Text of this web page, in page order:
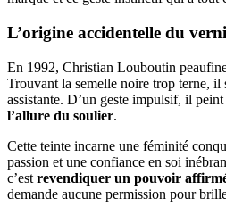
L’origine accidentelle du
En 1992, Christian Louboutin
Trouvant la semelle noire trop terne, il
assistante. D’un geste impulsif, il
l’allure du soulier.
Cette teinte incarne une féminité
passion et une confiance en soi
c’est revendiquer un pouvoir
demande aucune permission pour